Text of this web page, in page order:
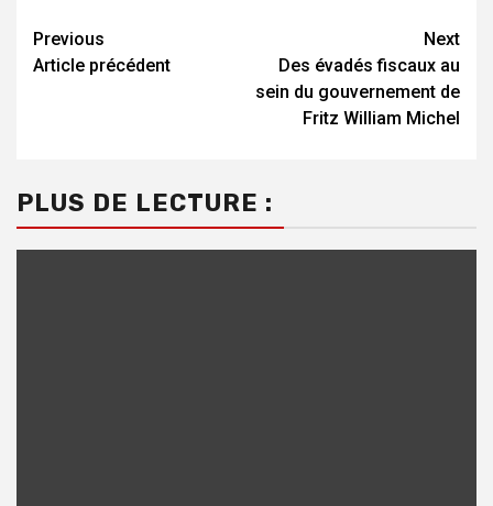
Continue
Reading
Previous
Article précédent
Next
Des évadés fiscaux au
sein du gouvernement de
Fritz William Michel
PLUS DE LECTURE :